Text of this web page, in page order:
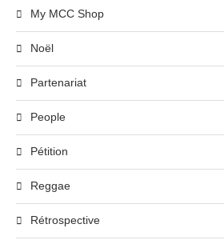
My MCC Shop
Noël
Partenariat
People
Pétition
Reggae
Rétrospective